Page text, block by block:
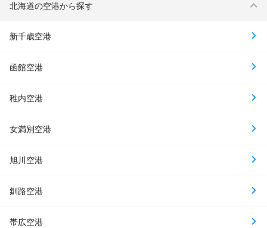
北海道の空港から探す
新千歳空港
函館空港
稚内空港
女満別空港
旭川空港
釧路空港
帯広空港